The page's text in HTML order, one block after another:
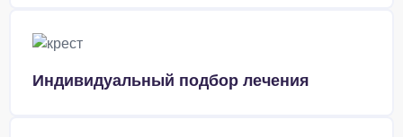
Индивидуальный подбор лечения